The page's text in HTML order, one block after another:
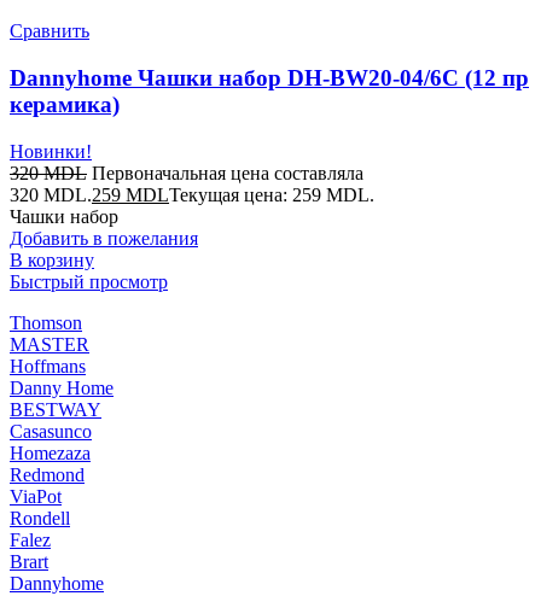
Сравнить
Dannyhome Чашки набор DH-BW20-04/6C (12 пр
керамика)
Новинки!
320MDL Первоначальная цена составляла
320 MDL.259 MDLТекущая цена: 259 MDL.
Чашки набор
Добавить в пожелания
В корзину
Быстрый просмотр
Thomson
MASTER
Hoffmans
Danny Home
BESTWAY
Casasunco
Homezaza
Redmond
ViaPot
Rondell
Falez
Brart
Dannyhome